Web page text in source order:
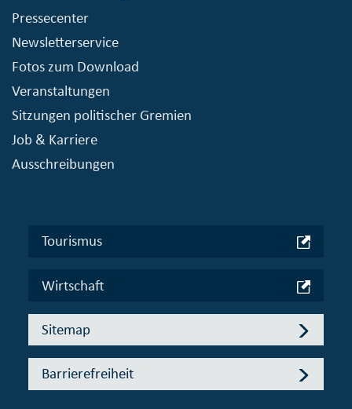
Pressecenter
Newsletterservice
Fotos zum Download
Veranstaltungen
Sitzungen politischer Gremien
Job & Karriere
Ausschreibungen
Tourismus
Wirtschaft
Sitemap
Barrierefreiheit